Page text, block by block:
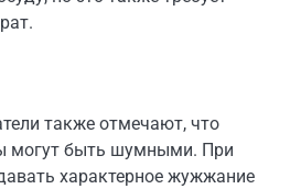
также отмечают, что
могут быть шумными. При
характерное жужжание